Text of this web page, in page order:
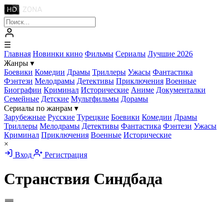
☰
Главная Новинки кино Фильмы Сериалы Лучшие 2026
Жанры ▾
Боевики Комедии Драмы Триллеры Ужасы Фантастика
Фэнтези Мелодрамы Детективы Приключения Военные
Биографии Криминал Исторические Аниме Документалки
Семейные Детские Мультфильмы Дорамы
Сериалы по жанрам ▾
Зарубежные Русские Турецкие Боевики Комедии Драмы
Триллеры Мелодрамы Детективы Фантастика Фэнтези Ужасы
Криминал Приключения Военные Исторические
×
Вход
Регистрация
Странствия Синдбада